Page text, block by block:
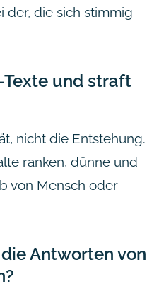
der, die sich stimmig
Texte und straft
nicht die Entstehung.
ranken, dünne und
von Mensch oder
Antworten von